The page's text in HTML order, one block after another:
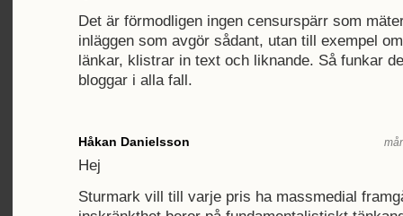
Det är förmodligen ingen censurspärr som
inläggen som avgör sådant, utan till exempel
länkar, klistrar in text och liknande. Så funkar
bloggar i alla fall.
Håkan Danielsson
Hej
Sturmark vill till varje pris ha massmedial